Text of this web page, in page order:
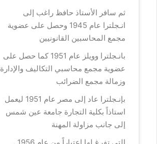
ثم سافر الأستاذ حافظ راغب إلى
انـجلترا عام 1945 وحصل على عضوية
مجمع المحاسبين القانونيين
بانـجلترا وويلز عام 1951 كما حصل على
عضوية مجمع محاسبي التكاليف والإدارة
وزمالة مجمع الضرائب
بإنـجلترا عاد إلى مصر عام 1951 ليعمل
استاذاً بكلية التجارة جامعة عين شمس
إلى جانب مزاولة المهنة